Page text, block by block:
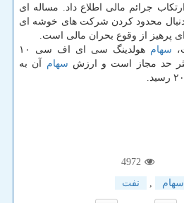
جرائم مالی اطلاع داد. مساله ای
محدود كردن شركت های خوشه ای
پرهیز از وقوع بحران مالی است.
سهام
هولدینگ سی ای اف سی ۱۰
حد مجاز است و ارزش سهام آن به
4972
سهام , نفت